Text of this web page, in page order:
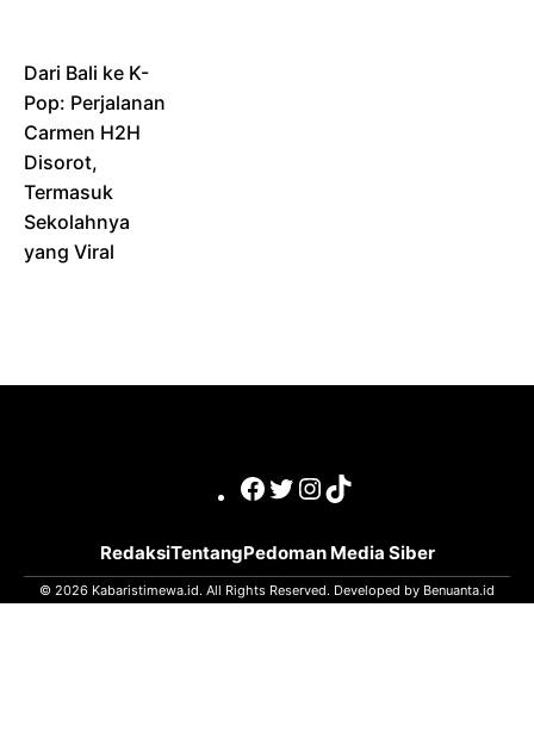
Dari Bali ke K-
Pop: Perjalanan
Carmen H2H
Disorot,
Termasuk
Sekolahnya
yang Viral
Facebook
Twitter
Instagram
TikTok
RedaksiTentangPedoman Media Siber
© 2026 Kabaristimewa.id. All Rights Reserved. Developed by Benuanta.id